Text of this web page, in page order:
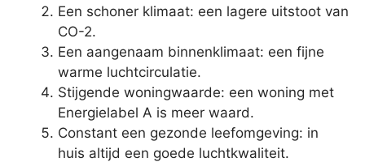
Een schoner klimaat: een lagere uitstoot van
CO-2.
Een aangenaam binnenklimaat: een fijne
warme luchtcirculatie.
Stijgende woningwaarde: een woning met
Energielabel A is meer waard.
Constant een gezonde leefomgeving: in
huis altijd een goede luchtkwaliteit.